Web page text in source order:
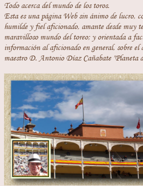
Todo acerca del mundo de los toros.
Esta es una página Web sin ánimo de lucro,
humilde y fiel aficionado, amante desde muy
maravilloso mundo del toreo; y orientada a
información al aficionado en general, sobre el
maestro D. Antonio Díaz Cañabate "Planeta